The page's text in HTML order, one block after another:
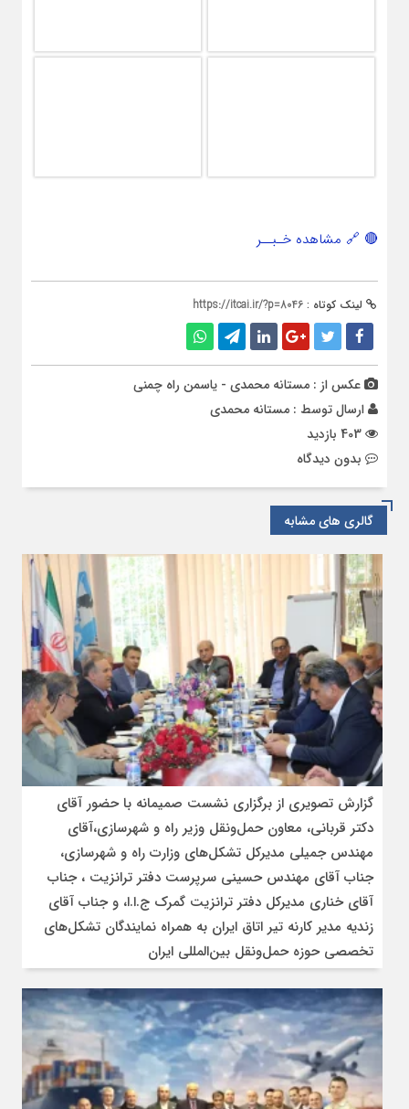
🔴 🔗 مشاهده خـبــر
لینک کوتاه : https://itcai.ir/?p=8046
عکس از : مستانه محمدی - یاسمن راه چمنی
ارسال توسط : مستانه محمدی
بدون دیدگاه
گالری های مشابه
گزارش تصویری از برگزاری نشست صمیمانه با حضور آقای
دکتر قربانی، معاون حمل‌ونقل وزیر راه و شهرسازی،آقای
مهندس جمیلی مدیرکل تشکل‌های وزارت راه و شهرسازی،
جناب آقای مهندس حسینی سرپرست دفتر ترانزیت ، جناب
آقای خناری مدیرکل دفتر ترانزیت گمرک ج.ا.ا، و جناب آقای
زندیه مدیر کارنه تیر اتاق ایران به همراه نمایندگان تشکل‌های
تخصصی حوزه حمل‌ونقل بین‌المللی ایران